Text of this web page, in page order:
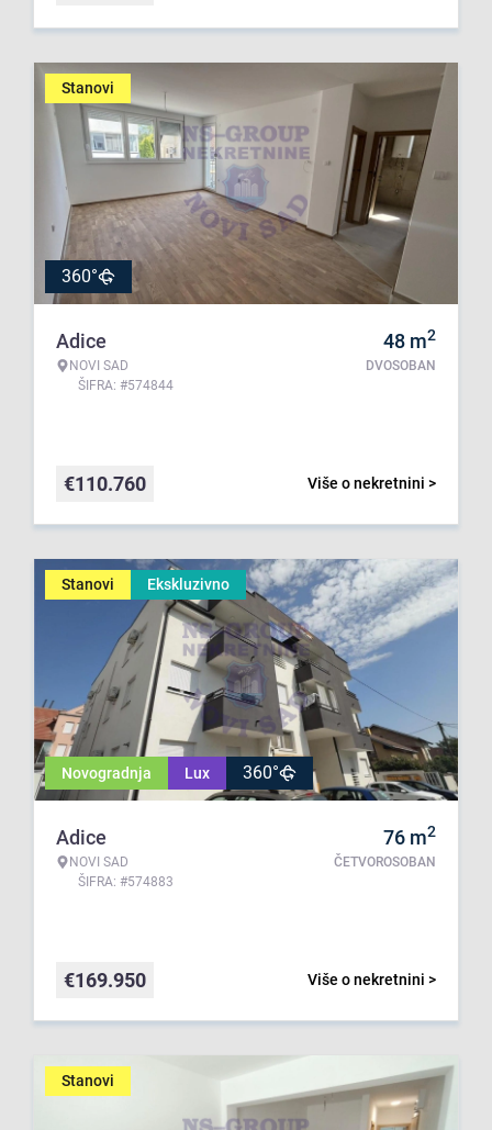
Stanovi
360°
Adice
NOVI SAD
ŠIFRA: #574844
48 m2
DVOSOBAN
Više o nekretnini >
€110.760
Stanovi Ekskluzivno
Novogradnja Lux 360°
Adice
NOVI SAD
ŠIFRA: #574883
76 m2
ČETVOROSOBAN
Više o nekretnini >
€169.950
Stanovi